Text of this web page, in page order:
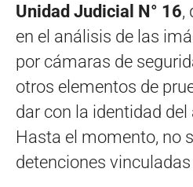
Unidad Judicial N° 16,
en el análisis de las
por cámaras de
otros elementos de
dar con la identidad del
Hasta el momento, no
detenciones